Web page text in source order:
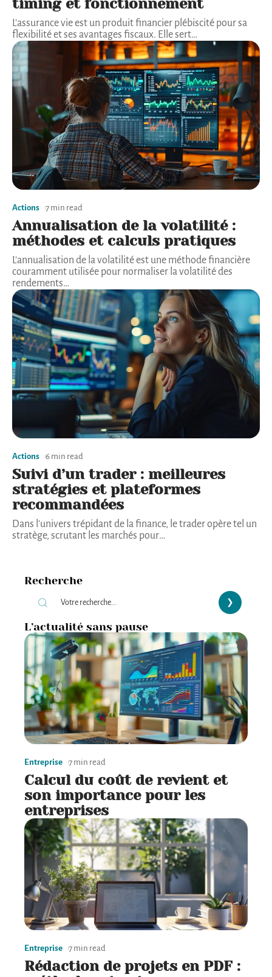
timing et fonctionnement
L'assurance vie est un produit financier plébiscité pour sa
flexibilité et ses avantages fiscaux. Elle sert…
Actions 7 min read
Annualisation de la volatilité :
méthodes et calculs pratiques
L'annualisation de la volatilité est une méthode financière
couramment utilisée pour normaliser la volatilité des
rendements…
Actions 6 min read
Suivi d’un trader : meilleures
stratégies et plateformes
recommandées
Dans l'univers trépidant de la finance, le trader opère tel un
stratège, scrutant les marchés pour…
Recherche
L’actualité sans pause
Entreprise 7 min read
Calcul du coût de revient et
son importance pour les
entreprises
Entreprise 7 min read
Rédaction de projets en PDF :